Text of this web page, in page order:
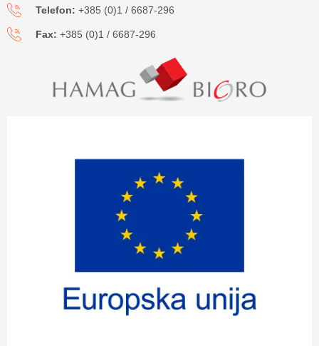
Telefon: +385 (0)1 / 6687-296
Fax: +385 (0)1 / 6687-296